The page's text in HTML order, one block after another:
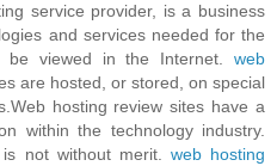
service provider, is a business
and services needed for the
be viewed in the Internet. web
are hosted, or stored, on special
hosting review sites have a
within the technology industry.
not without merit. web hosting